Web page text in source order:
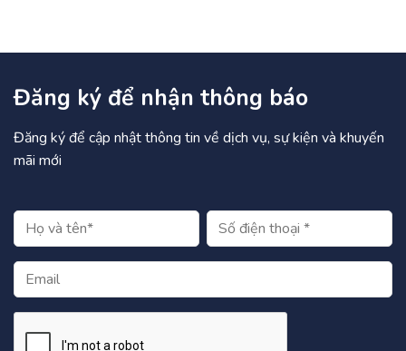
Đăng ký để nhận thông báo
Đăng ký để cập nhật thông tin về dịch vụ, sự kiện và khuyến
mãi mới